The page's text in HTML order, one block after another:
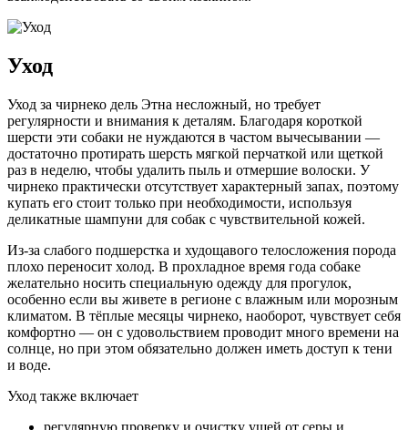
Уход
Уход за чирнеко дель Этна несложный, но требует
регулярности и внимания к деталям. Благодаря короткой
шерсти эти собаки не нуждаются в частом вычесывании —
достаточно протирать шерсть мягкой перчаткой или щеткой
раз в неделю, чтобы удалить пыль и отмершие волоски. У
чирнеко практически отсутствует характерный запах, поэтому
купать его стоит только при необходимости, используя
деликатные шампуни для собак с чувствительной кожей.
Из-за слабого подшерстка и худощавого телосложения порода
плохо переносит холод. В прохладное время года собаке
желательно носить специальную одежду для прогулок,
особенно если вы живете в регионе с влажным или морозным
климатом. В тёплые месяцы чирнеко, наоборот, чувствует себя
комфортно — он с удовольствием проводит много времени на
солнце, но при этом обязательно должен иметь доступ к тени
и воде.
Уход также включает
регулярную проверку и очистку ушей от серы и